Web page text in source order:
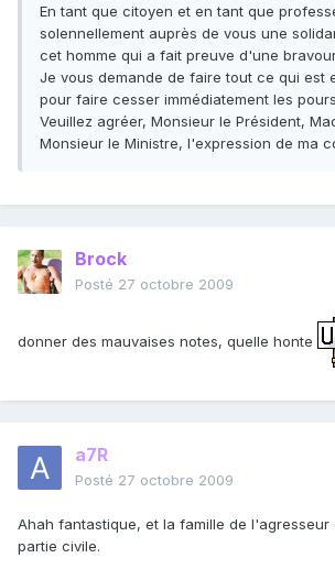
En tant que citoyen et en tant que
solennellement auprès de vous une
cet homme qui a fait preuve d'une
Je vous demande de faire tout ce qui est
pour faire cesser immédiatement les
Veuillez agréer, Monsieur le Président,
Monsieur le Ministre, l'expression de ma
Brock
Posté 27 octobre 2009
donner des mauvaises notes, quelle honte
a7R
Posté 27 octobre 2009
Ahah fantastique, et la famille de l'agresseur
partie civile.